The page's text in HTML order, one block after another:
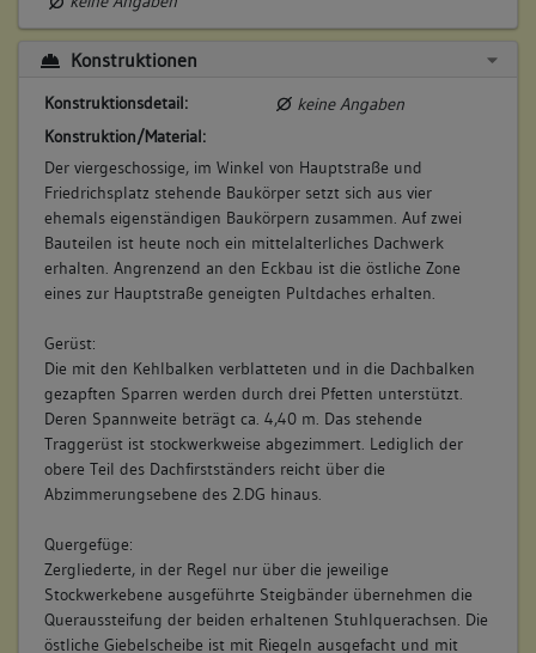
Konstruktionen
Konstruktionsdetail:
keine Angaben
Konstruktion/Material:
Der viergeschossige, im Winkel von Hauptstraße und
Friedrichsplatz stehende Baukörper setzt sich aus vier
ehemals eigenständigen Baukörpern zusammen. Auf zwei
Bauteilen ist heute noch ein mittelalterliches Dachwerk
erhalten. Angrenzend an den Eckbau ist die östliche Zone
eines zur Hauptstraße geneigten Pultdaches erhalten.
Gerüst:
Die mit den Kehlbalken verblatteten und in die Dachbalken
gezapften Sparren werden durch drei Pfetten unterstützt.
Deren Spannweite beträgt ca. 4,40 m. Das stehende
Traggerüst ist stockwerkweise abgezimmert. Lediglich der
obere Teil des Dachfirstständers reicht über die
Abzimmerungsebene des 2.DG hinaus.
Quergefüge:
Zergliederte, in der Regel nur über die jeweilige
Stockwerkebene ausgeführte Steigbänder übernehmen die
Queraussteifung der beiden erhaltenen Stuhlquerachsen. Die
östliche Giebelscheibe ist mit Riegeln ausgefacht und mit